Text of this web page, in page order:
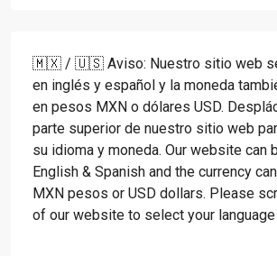
🇲🇽 / 🇺🇸 Aviso: Nuestro sitio web
en inglés y español y la moneda
en pesos MXN o dólares USD.
parte superior de nuestro sitio web
su idioma y moneda. Our website can
English & Spanish and the currency
MXN pesos or USD dollars. Please
of our website to select your language